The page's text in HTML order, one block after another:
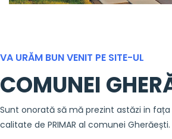
VA URĂM BUN VENIT PE SITE-UL
COMUNEI
Sunt onorată să mă prezint astăzi in
calitate de PRIMAR al comunei Gherăești.